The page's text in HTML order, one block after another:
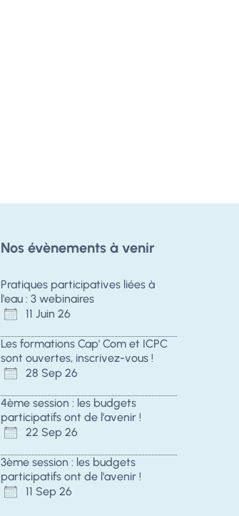
Nos évènements à venir
Pratiques participatives liées à
l'eau : 3 webinaires
11 Juin 26
Les formations Cap' Com et ICPC
sont ouvertes, inscrivez-vous !
28 Sep 26
4ème session : les budgets
participatifs ont de l'avenir !
22 Sep 26
3ème session : les budgets
participatifs ont de l'avenir !
11 Sep 26